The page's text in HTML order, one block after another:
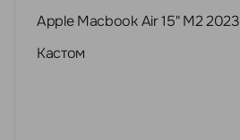
Apple Macbook Air 15" M2 2023
Кастом